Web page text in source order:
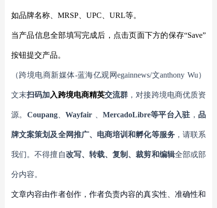
如品牌名称、MRSP、UPC、URL等。
当产品信息全部填写完成后，点击页面下方的保存“Save”
按钮提交产品。
（跨境电商新媒体-蓝海亿观网egainnews/文anthony Wu）
文末扫码加 入 跨境电商精英交流群 ，对接跨境电商优质资
源。 Coupang、Wayfair MercadoLibre等平台入驻 ，品
牌文案策划及全网推广、电商培训和孵化等服务，请联系
我们。不得擅自改写、转载、复制、裁剪和编辑全部或部
分内容。
文章内容由作者创作，作者负责内容的真实性、准确性和